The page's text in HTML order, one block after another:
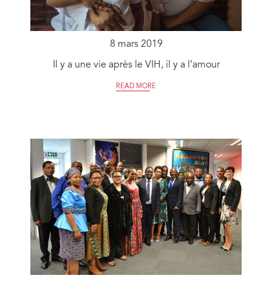
8 mars 2019
Il y a une vie après le VIH, il y a l’amour
READ MORE